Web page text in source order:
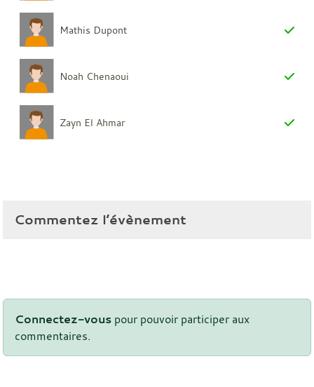
Mathis Dupont
Noah Chenaoui
Zayn El Ahmar
Commentez l’évènement
Connectez-vous pour pouvoir participer aux
commentaires.